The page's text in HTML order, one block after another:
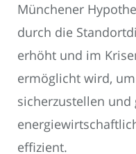
Münchener
durch die
erhöht und im
ermöglicht wird,
sicherzustellen und
effizient.